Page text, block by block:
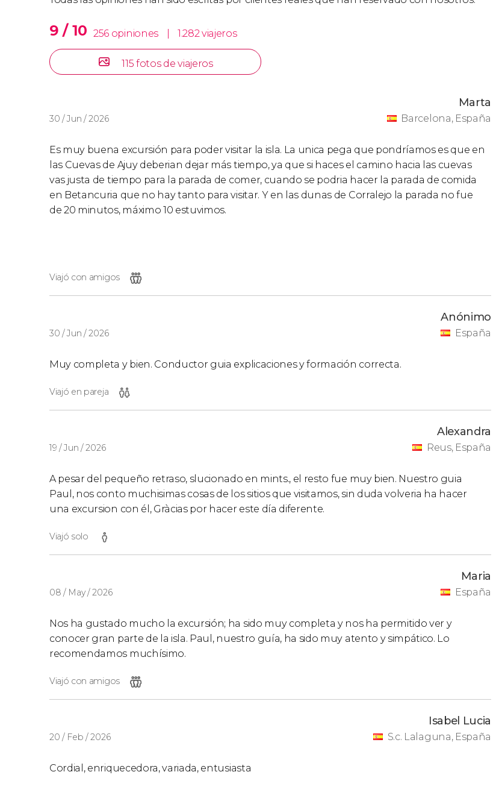
9 / 10 256 opiniones 1.282 viajeros
115 fotos de viajeros
30 / Jun / 2026
Marta
Barcelona, España
Es muy buena excursión para poder visitar la isla. La unica pega que pondríamos es que en
las Cuevas de Ajuy deberian dejar más tiempo, ya que si haces el camino hacia las cuevas
vas justa de tiempo para la parada de comer, cuando se podria hacer la parada de comida
en Betancuria que no hay tanto para visitar. Y en las dunas de Corralejo la parada no fue
de 20 minutos, máximo 10 estuvimos.
Viajó con amigos
30 / Jun / 2026
Anónimo
España
Muy completa y bien. Conductor guia explicaciones y formación correcta.
Viajó en pareja
19 / Jun / 2026
Alexandra
Reus, España
A pesar del pequeño retraso, slucionado en mints., el resto fue muy bien. Nuestro guia
Paul, nos conto muchisimas cosas de los sitios que visitamos, sin duda volveria ha hacer
una excursion con él, Gràcias por hacer este día diferente.
Viajó solo
08 / May / 2026
Maria
España
Nos ha gustado mucho la excursión; ha sido muy completa y nos ha permitido ver y
conocer gran parte de la isla. Paul, nuestro guía, ha sido muy atento y simpático. Lo
recomendamos muchísimo.
Viajó con amigos
20 / Feb / 2026
Isabel Lucia
S.c. Lalaguna, España
Cordial, enriquecedora, variada, entusiasta